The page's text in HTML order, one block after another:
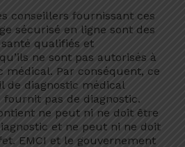
conseillers fournissant ces
sécurisé en ligne sont des
qualifiés et
ne sont pas autorisés à
Par conséquent, ce
de diagnostic médical
fournit pas de diagnostic.
ne peut ni ne doit être
et ne peut ni ne doit
EMCI et le gouvernement